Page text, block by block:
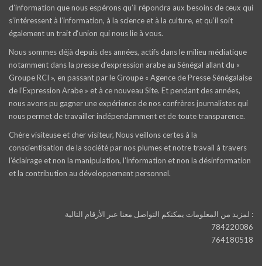
d’information que nous espérons qu’il répondra aux besoins de ceux qui
s’intéressent à l’information, à la science et à la culture, et qu’il soit
également un trait d‘union qui nous lie à vous.
Nous sommes déjà depuis des années, actifs dans le milieu médiatique
notamment dans la presse d’expression arabe au Sénégal allant du «
Groupe RCI », en passant par le Groupe « Agence de Presse Sénégalaise
de l’Expression Arabe » et à ce nouveau Site. Et pendant des années,
nous avons pu gagner une expérience de nos confrères journalistes qui
nous permet de travailler indépendamment et de toute transparence.
Chère visiteuse et cher visiteur, Nous veillons certes à la
conscientisation de la société par nos plumes et notre travail à travers
l’éclairage et non la manipulation, l’information et non la désinformation
et la contribution au développement personnel.
لمزيد من المعلومات يمكنكم التواصل معنا عبر الأرقام التالية :
784220086
764180518